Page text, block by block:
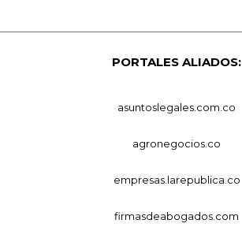
PORTALES ALIADOS:
asuntoslegales.com.co
agronegocios.co
empresas.larepublica.co
firmasdeabogados.com